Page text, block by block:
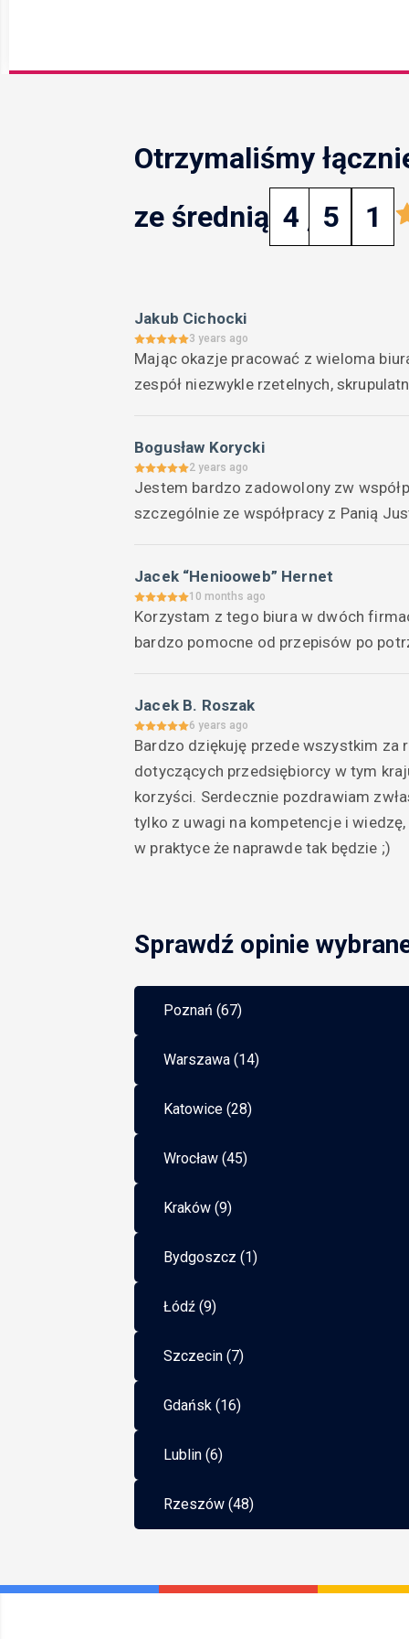
Otrzymaliśmy
ze średnią 4 5 1
Jakub Cichocki
3 years ago
Mając okazje pracować z wieloma
zespół niezwykle rzetelnych,
Bogusław Korycki
2 years ago
Jestem bardzo zadowolony zw
szczególnie ze współpracy z Panią
Jacek “Heniooweb” Hernet
10 months ago
Korzystam z tego biura w dwóch
bardzo pomocne od przepisów po
Jacek B. Roszak
6 years ago
Bardzo dziękuję przede wszystkim za
dotyczących przedsiębiorcy w tym
korzyści. Serdecznie pozdrawiam
tylko z uwagi na kompetencje i
w praktyce że naprawde tak będzie ;)
Sprawdź opinie
Poznań (67)
Warszawa (14)
Katowice (28)
Wrocław (45)
Kraków (9)
Bydgoszcz (1)
Łódź (9)
Szczecin (7)
Gdańsk (16)
Lublin (6)
Rzeszów (48)